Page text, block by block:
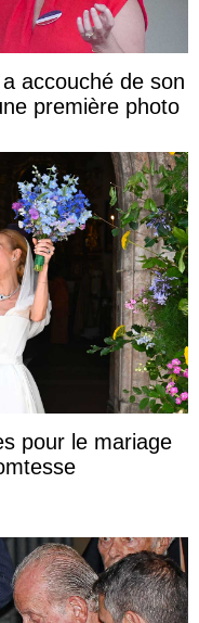
accouché de son
première photo
pour le mariage